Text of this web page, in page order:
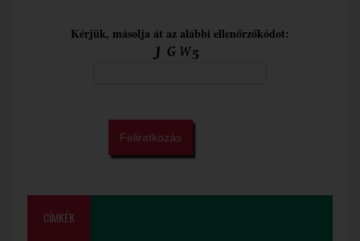
Kérjük, másolja át az alábbi ellenőrzőkódot:
CÍMKÉK